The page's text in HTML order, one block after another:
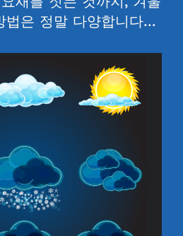
법은 정말 다양합니다…